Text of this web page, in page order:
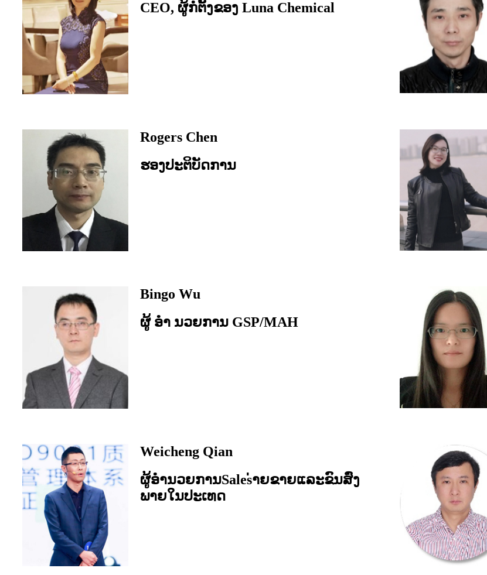
CEO, ຜູ້ກໍ່ຕັ້ງຂອງ Luna Chemical
Rogers Chen
ຮອງປະຕິບັດການ
Bingo Wu
ຜູ້ ອຳ ນວຍການ GSP/MAH
Weicheng Qian
ຜູ້ອໍານວຍການSales່າຍຂາຍແລະຂົນສົ່ງ
ພາຍໃນປະເທດ